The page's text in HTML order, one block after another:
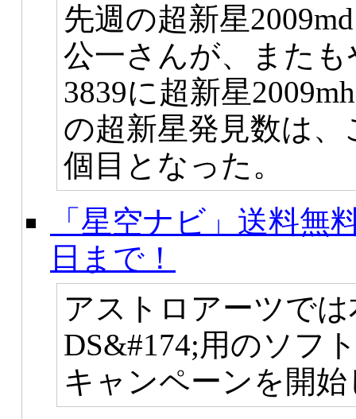
先週の超新星
公一さんが、また
3839に超新星
の超新星発見数は、
個目となった。
「星空ナビ」送料無
日まで！
アストロアーツで
DS&#174;用のソフ
キャンペーンを開